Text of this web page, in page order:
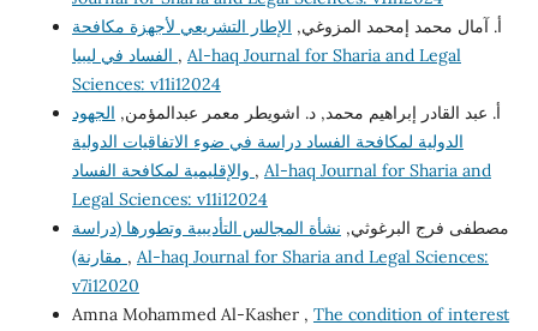
أ. آمال محمد إمحمد المزوغي, الإطار التشريعي لأجهزة مكافحة
, Al-haq Journal for Sharia and Legal
Sciences: v11i12024
أ. عبد القادر إبراهيم محمد, د. اشويطر معمر عبدالمؤمن, الجهود
الدولية لمكافحة الفساد دراسة في ضوء الاتفاقيات الدولية
, Al-haq Journal for Sharia and
Legal Sciences: v11i12024
مصطفى فرج البرغوثي, نشأة المجالس التأديبية وتطورها (دراسة
, Al-haq Journal for Sharia and Legal Sciences:
v7i12020
Amna Mohammed Al-Kasher , The condition of interest